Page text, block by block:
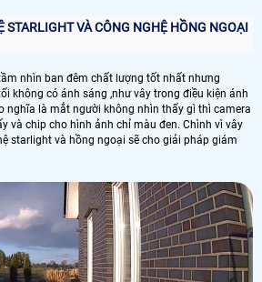
STARLIGHT VÀ CÔNG NGHỆ HỒNG NGOẠI
nhìn ban đêm chất lượng tốt nhất nhưng
không có ánh sáng ,như vây trong điều kiện ánh
nghĩa là mắt người không nhìn thấy gì thì camera
và chip cho hình ảnh chỉ màu đen. Chình vì vây
starlight và hồng ngoại sẽ cho giải pháp giám